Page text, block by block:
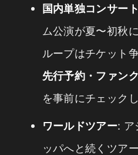
国内単独コンサート
ム公演が夏〜初秋
ループはチケット
先行予約・ファン
を事前にチェック
ワールドツアー: ア
ッパへと続くツア